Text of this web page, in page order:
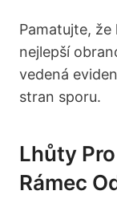
Pamatujte,
nejlepší
vedená
stran sporu.
Lhůty
Rámec